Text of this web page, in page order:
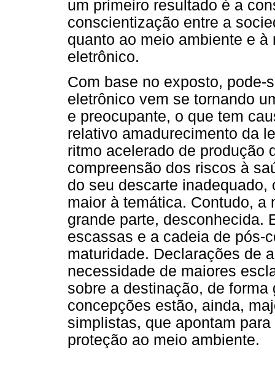
um primeiro resultado é a
conscientização entre a
quanto ao meio ambiente e
eletrônico.
Com base no exposto, pode-
eletrônico vem se tornando
e preocupante, o que tem
relativo amadurecimento da
ritmo acelerado de produção
compreensão dos riscos à
do seu descarte
maior à temática. Contudo, a
grande parte, desconhecida.
escassas e a cadeia de pós-
maturidade. Declarações de
necessidade de maiores
sobre a destinação, de
concepções estão, ainda,
simplistas, que apontam
proteção ao meio ambiente.